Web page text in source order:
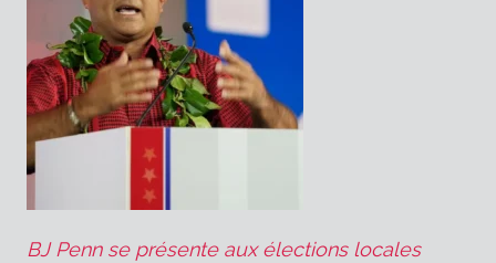
BJ Penn se présente aux élections locales